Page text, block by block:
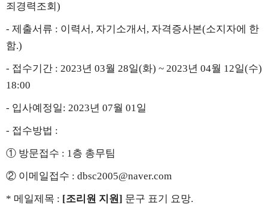
죄경력조회)
- 제출서류 : 이력서 , 자기소개서 , 자격증사본(소지자에 한
함.)
- 접수기간 : 2023년 03월 28일(화) ~ 2023년 04월 12일(수)
18:00
- 입사예정일: 2023년 07월 01일
- 접수방법 :
① 방문접수 : 1층 총무팀
② 이메일접수 : dbsc2005@naver.com
* 메일제목 : [조리원 지원] 문구 표기 요망.